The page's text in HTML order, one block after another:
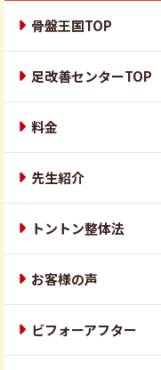
骨盤王国TOP
足改善センターTOP
料金
先生紹介
トントン整体法
お客様の声
ビフォーアフター